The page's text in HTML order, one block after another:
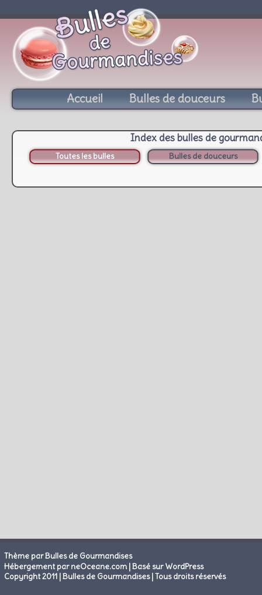
Accueil Bulles de douceurs
Index des bulles de
Toutes les bulles Bulles de douceurs
Thème par Bulles de Gourmandises
Hébergement par neOceane.com |Basé sur WordPress
Copyright 2011 | Bulles de Gourmandises | Tous droits réservés